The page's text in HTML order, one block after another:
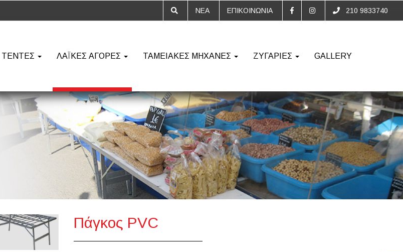
ΝΕΑ ΕΠΙΚΟΙΝΩΝΙΑ 210 9833740
ΤΕΝΤΕΣ ΛΑΪΚΕΣ ΑΓΟΡΕΣ ΤΑΜΕΙΑΚΕΣ ΜΗΧΑΝΕΣ ΖΥΓΑΡΙΕΣ GALLERY
Πάγκος PVC